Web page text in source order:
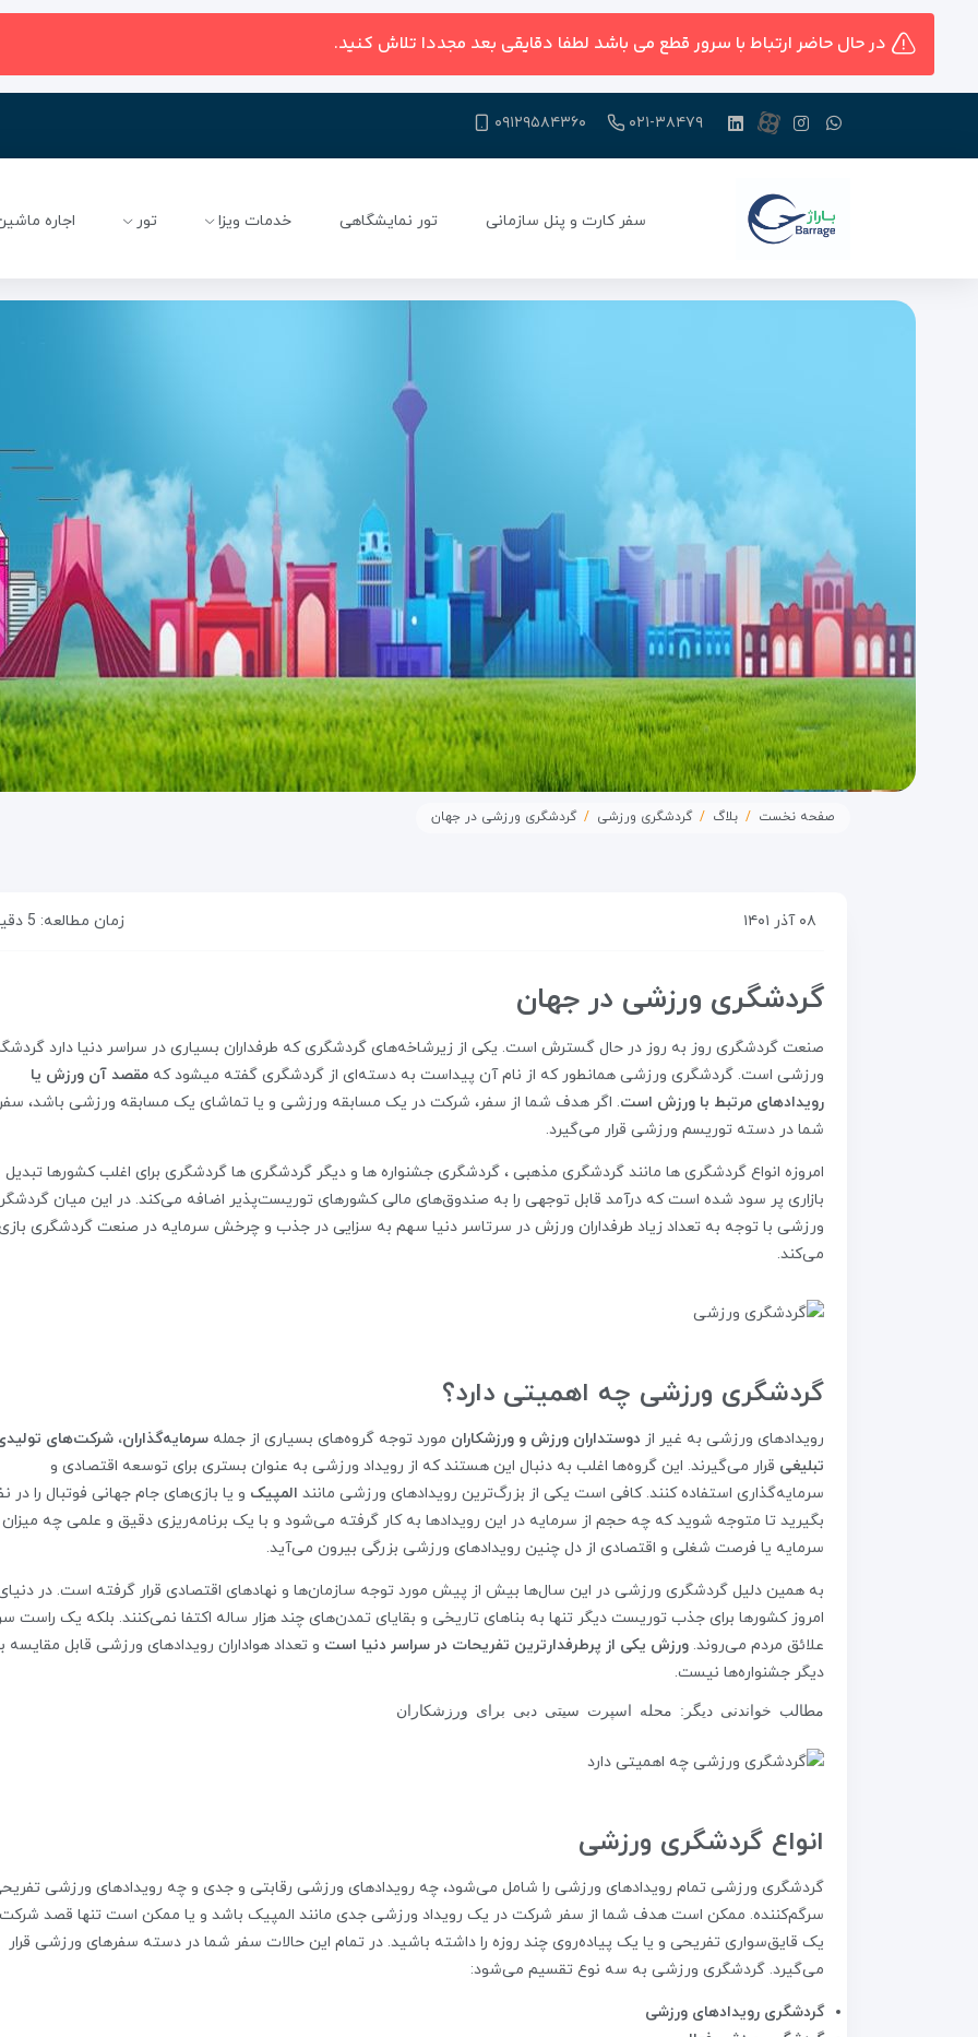
در حال حاضر ارتباط با سرور قطع می باشد لطفا دقایقی بعد مجددا تلاش کنید.
۰۲۱-۳۸۴۷۹ ۰۹۱۲۹۵۸۴۳۶۰
سفر کارت و پنل سازمانی تور نمایشگاهی خدمات ویزا تور اجاره
صفحه نخست بلاگ گردشگری ورزشی گردشگری ورزشی در جهان
۰۸ آذر ۱۴۰۱ زمان مطالعه: 5 دقیقه
گردشگری ورزشی در جهان
صنعت گردشگری روز به روز در حال گسترش است. یکی از زیرشاخه‌های گردشگری که طرفداران بسیاری در سراسر دنیا دارد
ورزشی است. گردشگری ورزشی همانطور که از نام آن پیداست به دسته‌ای از گردشگری گفته میشود که مقصد آن ورزش یا
رویدادهای مرتبط با ورزش است. اگر هدف شما از سفر، شرکت در یک مسابقه ورزشی و یا تماشای یک مسابقه ورزشی باشد،
شما در دسته توریسم ورزشی قرار می‌گیرد.
امروزه انواع گردشگری ها مانند گردشگری مذهبی ، گردشگری جشنواره ها و دیگر گردشگری ها گردشگری برای اغلب کشورها تبدیل
بازاری پر سود شده است که درآمد قابل توجهی را به صندوق‌های مالی کشورهای توریست‌پذیر اضافه می‌کند. در این میان
ورزشی با توجه به تعداد زیاد طرفداران ورزش در سرتاسر دنیا سهم به سزایی در جذب و چرخش سرمایه در صنعت گردشگری
می‌کند.
گردشگری ورزشی چه اهمیتی دارد؟
رویدادهای ورزشی به غیر از دوستداران ورزش و ورزشکاران مورد توجه گروه‌های بسیاری از جمله سرمایه‌گذاران، شرکت‌های
تبلیغی قرار می‌گیرند. این گروه‌ها اغلب به دنبال این هستند که از رویداد ورزشی به عنوان بستری برای توسعه اقتصادی و
سرمایه‌گذاری استفاده کنند. کافی است یکی از بزرگ‌ترین رویدادهای ورزشی مانند المپیک و یا بازی‌های جام جهانی فوتبال را در
بگیرید تا متوجه شوید که چه حجم از سرمایه در این رویدادها به کار گرفته می‌شود و با یک برنامه‌ریزی دقیق و علمی چه میزان
سرمایه یا فرصت شغلی و اقتصادی از دل چنین رویدادهای ورزشی بزرگی بیرون می‌آید.
به همین دلیل گردشگری ورزشی در این سال‌ها بیش از پیش مورد توجه سازمان‌ها و نهاد‌های اقتصادی قرار گرفته است. در
امروز کشورها برای جذب توریست دیگر تنها به بناهای تاریخی و بقایای تمدن‌های چند هزار ساله اکتفا نمی‌کنند. بلکه یک راست
علائق مردم می‌روند. ورزش یکی از پرطرفدارترین تفریحات در سراسر دنیا است و تعداد هواداران رویدادهای ورزشی قابل مقایسه
دیگر جشنواره‌ها نیست.
مطالب خواندنی دیگر: محله اسپرت سیتی دبی برای ورزشکاران
انواع گردشگری ورزشی
گردشگری ورزشی تمام رویدادهای ورزشی را شامل می‌شود، چه رویدادهای ورزشی رقابتی و جدی و چه رویدادهای ورزشی
سرگم‌کننده. ممکن است هدف شما از سفر شرکت در یک رویداد ورزشی جدی مانند المپیک باشد و یا ممکن است تنها قصد
یک قایق‌سواری تفریحی و یا یک پیاده‌روی چند روزه را داشته باشید. در تمام این حالات سفر شما در دسته سفرهای ورزشی قرار
می‌گیرد. گردشگری ورزشی به سه نوع تقسیم می‌شود:
گردشگری رویدادهای ورزشی